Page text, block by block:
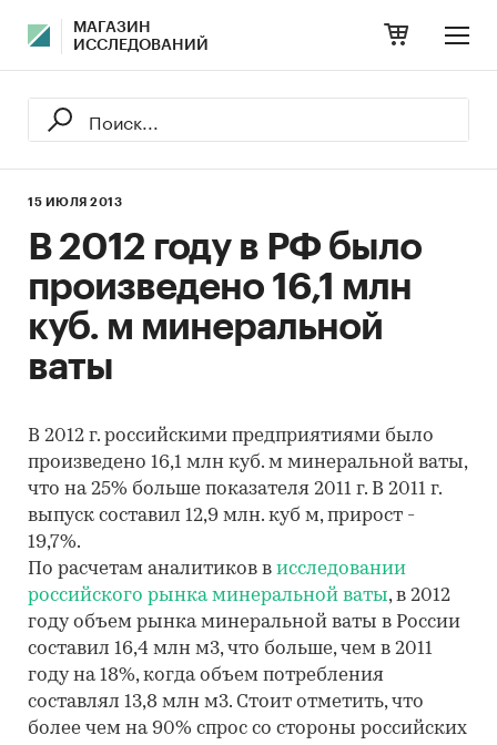
МАГАЗИН
ИССЛЕДОВАНИЙ
15 ИЮЛЯ 2013
В 2012 году в РФ было
произведено 16,1 млн
куб. м минеральной
ваты
В 2012 г. российскими предприятиями было
произведено 16,1 млн куб. м минеральной ваты,
что на 25% больше показателя 2011 г. В 2011 г.
выпуск составил 12,9 млн. куб м, прирост -
19,7%.
По расчетам аналитиков в исследовании
российского рынка минеральной ваты, в 2012
году объем рынка минеральной ваты в России
составил 16,4 млн м3, что больше, чем в 2011
году на 18%, когда объем потребления
составлял 13,8 млн м3. Стоит отметить, что
более чем на 90% спрос со стороны российских